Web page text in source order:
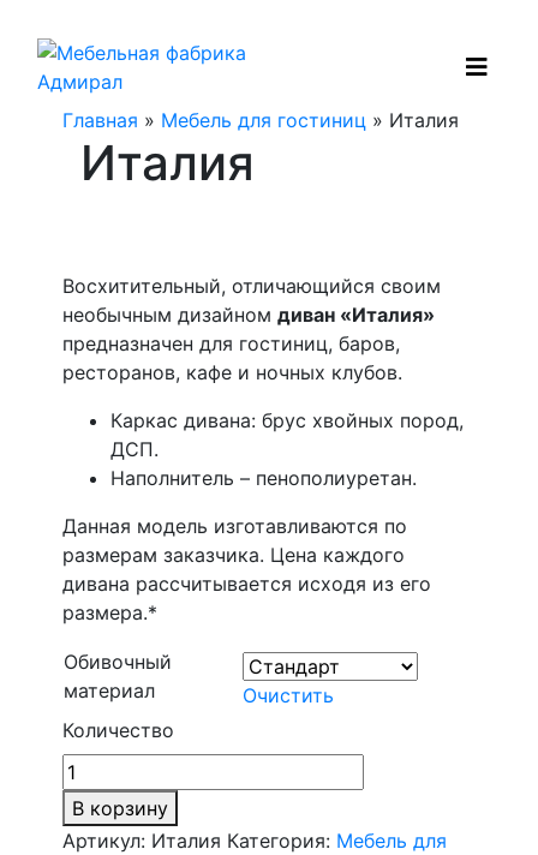
Главная » Мебель для гостиниц » Италия
Италия
Восхитительный, отличающийся своим
необычным дизайномдиван «Италия»
предназначен для гостиниц, баров,
ресторанов, кафе и ночных клубов.
Каркас дивана: брус хвойных пород,
ДСП.
Наполнитель – пенополиуретан.
Данная модель изготавливаются по
размерам заказчика. Цена каждого
дивана рассчитывается исходя из его
размера.*
Обивочный
материал
Очистить
Количество
В корзину
Артикул: Италия Категория: Мебель для